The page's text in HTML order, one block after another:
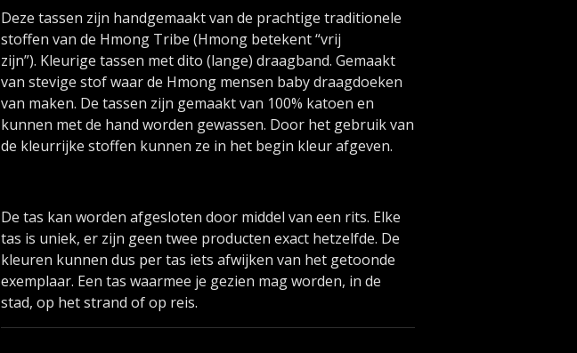
Deze tassen zijn handgemaakt van de prachtige traditionele
stoffen van de Hmong Tribe (Hmong betekent “vrij
zijn”). Kleurige tassen met dito (lange) draagband. Gemaakt
van stevige stof waar de Hmong mensen baby draagdoeken
van maken. De tassen zijn gemaakt van 100% katoen en
kunnen met de hand worden gewassen. Door het gebruik van
de kleurrijke stoffen kunnen ze in het begin kleur afgeven.
De tas kan worden afgesloten door middel van een rits. Elke
tas is uniek, er zijn geen twee producten exact hetzelfde. De
kleuren kunnen dus per tas iets afwijken van het getoonde
exemplaar. Een tas waarmee je gezien mag worden, in de
stad, op het strand of op reis.